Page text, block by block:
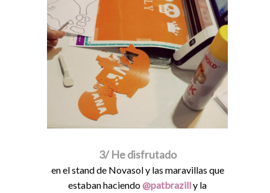
3/ He disfrutado
en el stand de Novasol y las maravillas que
estaban haciendo@patbrazilly la